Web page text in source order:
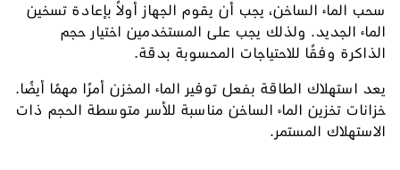
سحب الماء الساخن، يجب أن يقوم الجهاز أولاً بإعادة تسخين
الماء الجديد. ولذلك يجب على المستخدمين اختيار حجم
الذاكرة وفقًا للاحتياجات المحسوبة بدقة.
يعد استهلاك الطاقة بفعل توفير الماء المخزن أمرًا مهمًا أيضًا.
خزانات تخزين الماء الساخن مناسبة للأسر متوسطة الحجم ذات
الاستهلاك المستمر.